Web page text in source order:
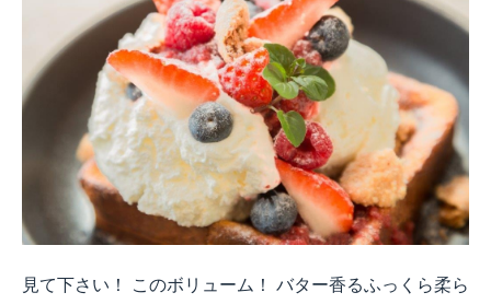
見て下さい！ このボリューム！ バター香るふっくら柔ら